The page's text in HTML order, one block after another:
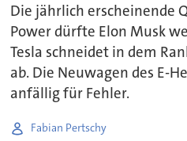
Die jährlich erscheinende
Power dürfte Elon Musk
Tesla schneidet in dem
ab. Die Neuwagen des E-
anfällig für Fehler.
Fabian Pertschy